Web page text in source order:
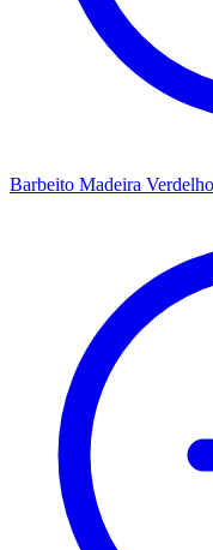
Barbeito Madeira